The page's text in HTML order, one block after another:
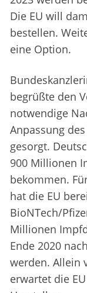
Die EU will
bestellen.
eine Option.
begrüßte den
notwendige
Anpassung
gesorgt.
900 Millionen
bekommen.
hat die EU
BioNTech/
Millionen
Ende 2020
werden. Allein
erwartet die